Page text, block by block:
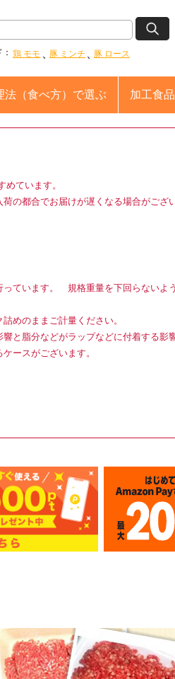
鶏 モモ 豚 ミンチ 豚 ロース
法 （食べ方）で選ぶ 加工食品
ています。
の都合でお届けが遅くなる場合がござ
っています。 規格重量を下回らないよ
めのままご計量ください。
と脂分などがラップなどに付着する影
ースがございます。